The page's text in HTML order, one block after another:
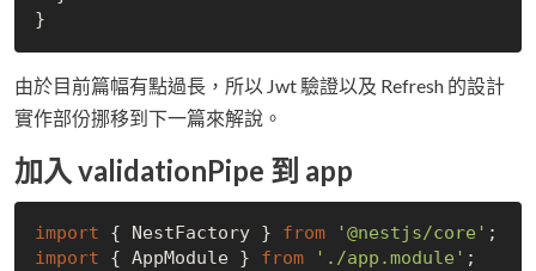
由於目前篇幅有點過長，所以 Jwt 驗證以及 Refresh 的設計
實作部份挪移到下一篇來解說。
加入 validationPipe 到 app
import { NestFactory } from '@nestjs/core'
import { AppModule } from './app.module'